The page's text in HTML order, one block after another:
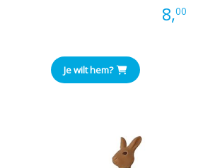
8,00
Je wilt hem?